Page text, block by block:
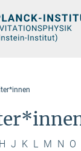
H J K L M N O